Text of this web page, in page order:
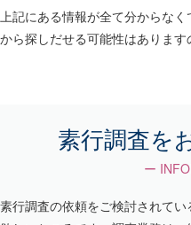
上記にある情報が全て分からな
から探しだせる可能性はあります
素行調査を
ー
素行調査の依頼をご検討されて